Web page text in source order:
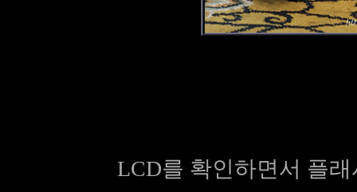
LCD를 확인하면서 플